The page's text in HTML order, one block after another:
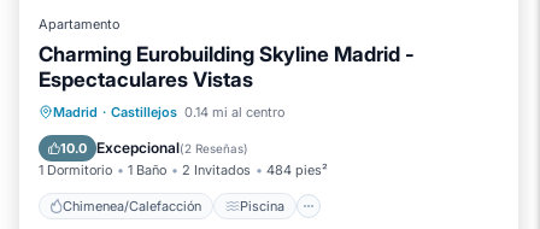
Apartamento
Charming Eurobuilding Skyline Madrid -
Espectaculares Vistas
Madrid · Castillejos 0.14 mi al centro
10.0 Excepcional(2 Reseñas)
1 Dormitorio 1 Baño 2 Invitados 484 pies²
Chimenea/Calefacción Piscina
Chimenea/Calefacción
Balcón/Terraza